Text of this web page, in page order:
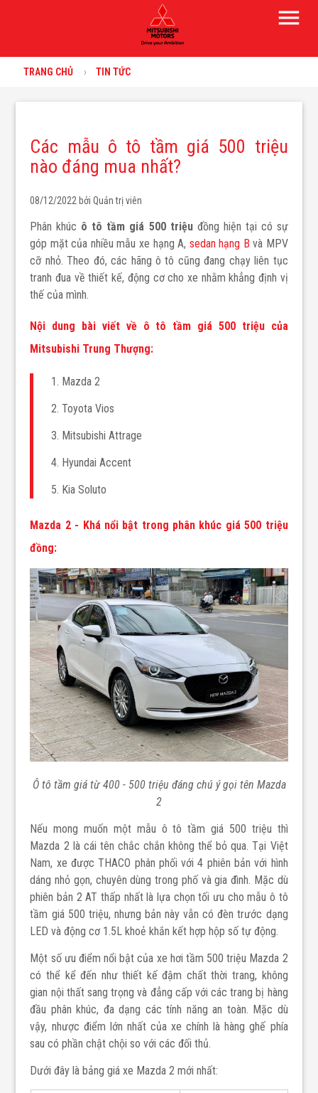
menu
TRANG CHỦ TIN TỨC
Các mẫu ô tô tầm giá 500 triệu
nào đáng mua nhất?
08/12/2022 bởiQuản trị viên
Phân khúc ô tô tầm giá 500 triệuđồng hiện tại có sự
góp mặt của nhiều mẫu xe hạng A, sedan hạng B và MPV
cỡ nhỏ. Theo đó, các hãng ô tô cũng đang chạy liên tục
tranh đua về thiết kế, động cơ cho xe nhằm khẳng định vị
thế của mình.
Nội dung bài viết về ô tô tầm giá 500 triệu của
Mitsubishi Trung Thượng:
1. Mazda 2
2. Toyota Vios
3. Mitsubishi Attrage
4. Hyundai Accent
5. Kia Soluto
Mazda 2 - Khá nổi bật trong phân khúc giá 500 triệu
đồng:
Ô tô tầm giá từ 400 - 500 triệu đáng chú ý gọi tên Mazda
2
Nếu mong muốn một mẫu ô tô tầm giá 500 triệu thì
Mazda 2 là cái tên chắc chắn không thể bỏ qua. Tại Việt
Nam, xe được THACO phân phối với 4 phiên bản với hình
dáng nhỏ gọn, chuyên dùng trong phố và gia đình. Mặc dù
phiên bản 2 AT thấp nhất là lựa chọn tối ưu cho mẫu ô tô
tầm giá 500 triệu, nhưng bản này vẫn có đèn trước dạng
LED và động cơ 1.5L khoẻ khắn kết hợp hộp số tự động.
Một số ưu điểm nổi bật của xe hơi tầm 500 triệu Mazda 2
có thể kể đến như thiết kế đậm chất thời trang, không
gian nội thất sang trọng và đẳng cấp với các trang bị hàng
đầu phân khúc, đa dạng các tính năng an toàn. Mặc dù
vậy, nhược điểm lớn nhất của xe chính là hàng ghế phía
sau có phần chật chội so với các đối thủ.
Dưới đây là bảng giá xe Mazda 2 mới nhất: